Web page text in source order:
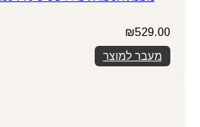
₪529.00
מעבר למוצר